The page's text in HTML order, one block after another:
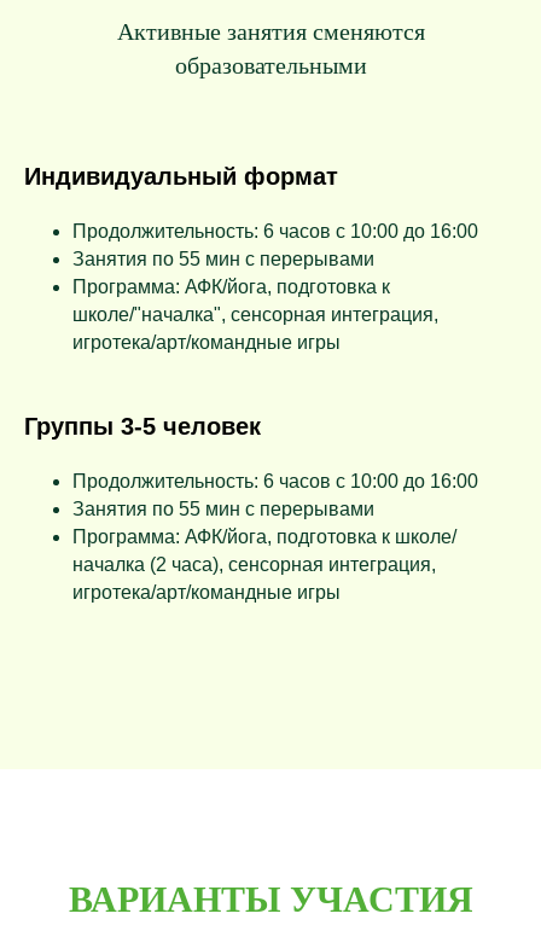
Активные занятия сменяются
образовательными
Индивидуальный формат
Продолжительность: 6 часов с 10:00 до 16:00
Занятия по 55 мин с перерывами
Программа: АФК/йога, подготовка к
школе/"началка", сенсорная интеграция,
игротека/арт/командные игры
Группы 3-5 человек
Продолжительность: 6 часов с 10:00 до 16:00
Занятия по 55 мин с перерывами
Программа: АФК/йога, подготовка к школе/
началка (2 часа), сенсорная интеграция,
игротека/арт/командные игры
ВАРИАНТЫ УЧАСТИЯ